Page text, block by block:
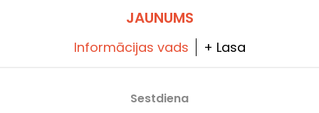
vairāki īpašie pasākumi.
JAUNUMS
Informācijas vads + Lasa
Sestdiena